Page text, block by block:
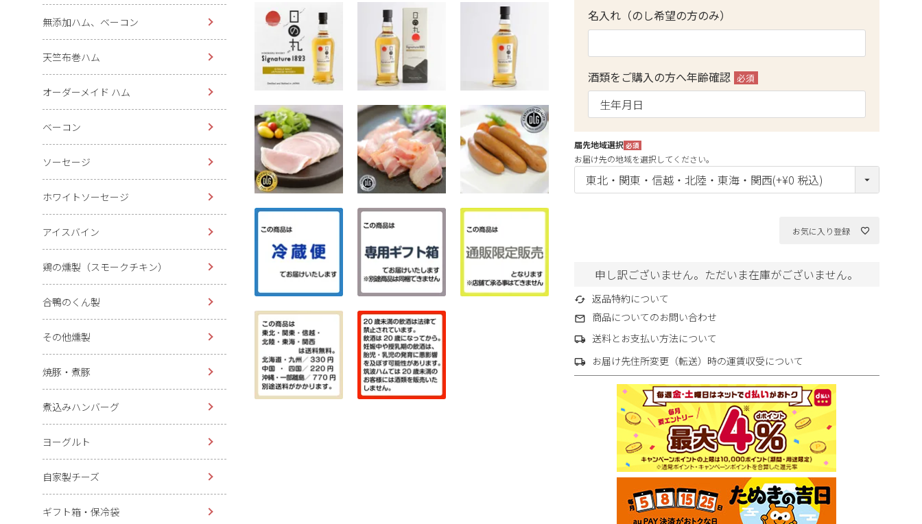
無添加ハム、ベーコン
天竺布巻ハム
オーダーメイド ハム
ベーコン
ソーセージ
ホワイトソーセージ
アイスバイン
鶏の燻製（スモークチキン）
合鴨のくん製
その他燻製
焼豚・煮豚
煮込みハンバーグ
ヨーグルト
自家製チーズ
ギフト箱・保冷袋
名入れ（のし希望の方のみ）
酒類をご購入の方へ年齢確認
(必
須)
届先地域選択
(必
お届け先の地域を選択してください。
お気に入り登録
申し訳ございません。ただいま在庫がございません。
返品特約について
商品についてのお問い合わせ
送料とお支払い方法について
お届け先住所変更（転送）時の運賃収受について